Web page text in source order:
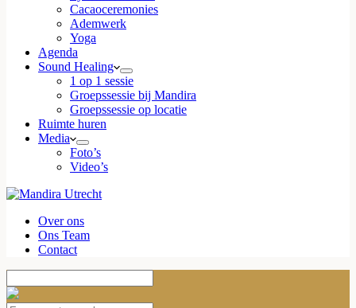
Cacaoceremonies
Ademwerk
Yoga
Agenda
Sound Healing
1 op 1 sessie
Groepssessie bij Mandira
Groepssessie op locatie
Ruimte huren
Media
Foto’s
Video’s
Over ons
Ons Team
Contact